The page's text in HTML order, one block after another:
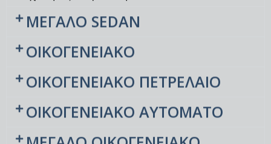
ΜΕΓΑΛΟ SEDAN
ΟΙΚΟΓΕΝΕΙΑΚΟ
ΟΙΚΟΓΕΝΕΙΑΚΟ ΠΕΤΡΕΛΑΙΟ
ΟΙΚΟΓΕΝΕΙΑΚΟ ΑΥΤΟΜΑΤΟ